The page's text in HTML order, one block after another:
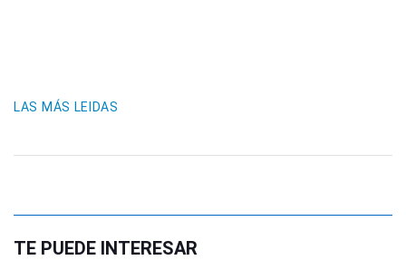
LAS MÁS LEIDAS
TE PUEDE INTERESAR